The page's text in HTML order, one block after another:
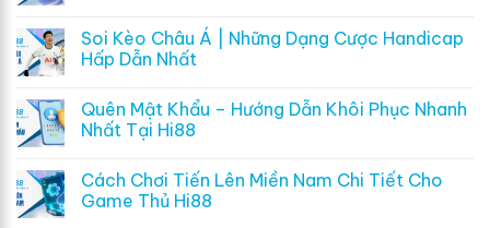
Soi Kèo Châu Á | Những Dạng Cược Handicap
Hấp Dẫn Nhất
Quên Mật Khẩu – Hướng Dẫn Khôi Phục Nhanh
Nhất Tại Hi88
Cách Chơi Tiến Lên Miền Nam Chi Tiết Cho
Game Thủ Hi88